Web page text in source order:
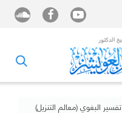
تفسير البغوي (معالم التنزيل)